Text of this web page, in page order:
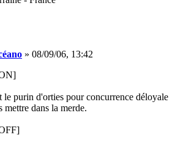
» 08/09/06, 13:42
le purin d'orties pour concurrence déloyale
mettre dans la merde.